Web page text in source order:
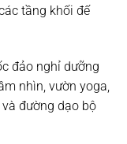
tầng khối đế
đảo nghỉ dưỡng
nhìn, vườn yoga,
đường dạo bộ